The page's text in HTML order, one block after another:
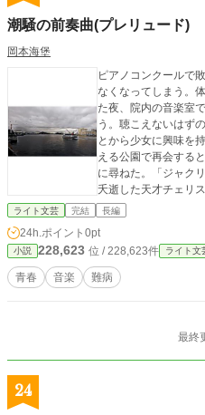
潮騒の前奏曲(プレリュード)
岡本海堡
ピアノコンクールで
なくなってしまう。
た夜、院内の音楽室
う。聴こえないはず
とから少女に興味を
える公園で再会する
に尋ねた。「ジャク
夭逝した天才チェリ
発性硬化症に侵され
捧げた少年と少女の青
ライト文芸 完結 長編
24h.ポイント 0pt
小説 228,623 位 / 228,623件 ライト文
青春 音楽 難病
最終
24